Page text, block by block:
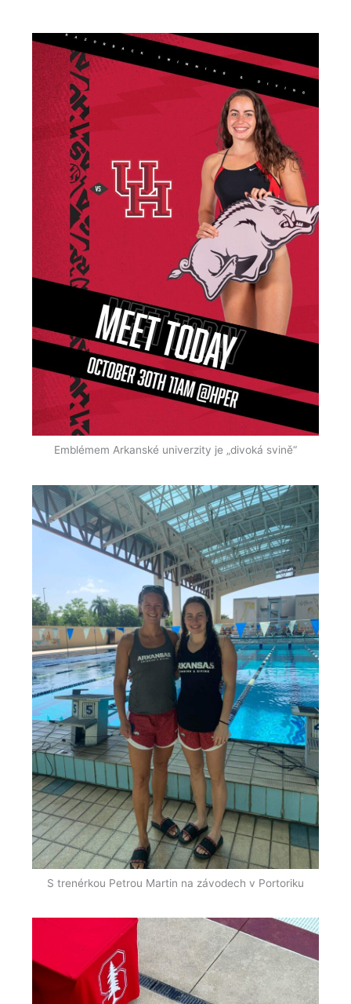
Emblémem Arkanské univerzity je „divoká svině“
S trenérkou Petrou Martin na závodech v Portoriku